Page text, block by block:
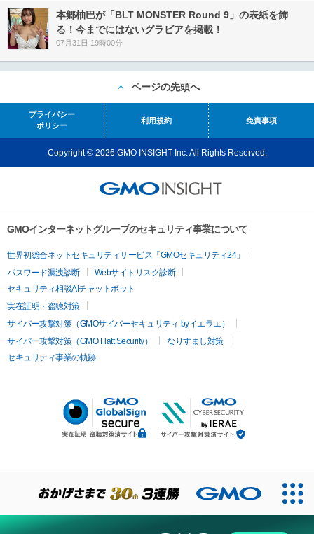
本郷柚巴が「BLT MONSTER Round 9」の表紙を飾
る！今までにはないグラビアを掲載！
07月31日 19時00分
ページの先頭へ
プライバシー
ポリシー
利用規約 免責事項
Copyright © 2026 GMO INSIGHT Inc. All Rights Reserved.
GMOインターネットグループのセキュリティ事業について
世界初総合ネットセキュリティサービス「GMOセキュリティ24」
パスワード漏洩診断
Webサイトリスク診断
セキュリティ相談AIチャットボット
実在証明・盗聴対策
サイバー攻撃対策（GMOサイバーセキュリティ byイエラエ）
サイバー攻撃対策（GMO Flatt Security）
なりすまし対策
セキュリティ事業の軌跡